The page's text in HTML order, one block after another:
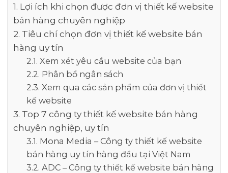
Lợi ích khi chọn được đơn vị thiết kế website
bán hàng chuyên nghiệp
Tiêu chí chọn đơn vị thiết kế website bán
hàng uy tín
Xem xét yêu cầu website của bạn
Phân bổ ngân sách
Xem qua các sản phẩm của đơn vị thiết
kế website
Top 7 công ty thiết kế website bán hàng
chuyên nghiệp, uy tín
Mona Media – Công ty thiết kế website
bán hàng uy tín hàng đầu tại Việt Nam
ADC – Công ty thiết kế website bán hàng